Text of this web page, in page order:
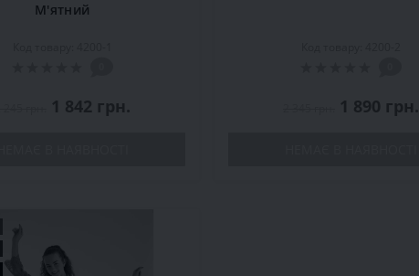
М'ятний
1 842 грн. 1 890 грн.